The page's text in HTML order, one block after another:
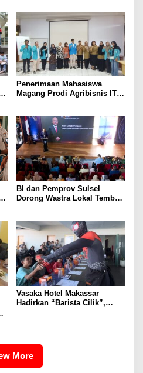
Penerimaan Mahasiswa
Magang Prodi Agribisnis ITP
Program MBKM
BI dan Pemprov Sulsel
Dorong Wastra Lokal Tembus
Vasaka Hotel Makassar
Hadirkan “Barista Cilik”,
More